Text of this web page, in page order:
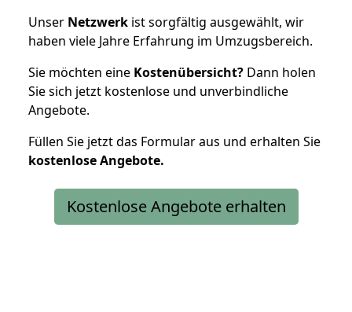
Unser Netzwerk ist sorgfältig ausgewählt, wir
haben viele Jahre Erfahrung im Umzugsbereich.
Sie möchten eine Kostenübersicht? Dann holen
Sie sich jetzt kostenlose und unverbindliche
Angebote.
Füllen Sie jetzt das Formular aus und erhalten Sie
kostenloseAngebote.
Kostenlose Angebote erhalten